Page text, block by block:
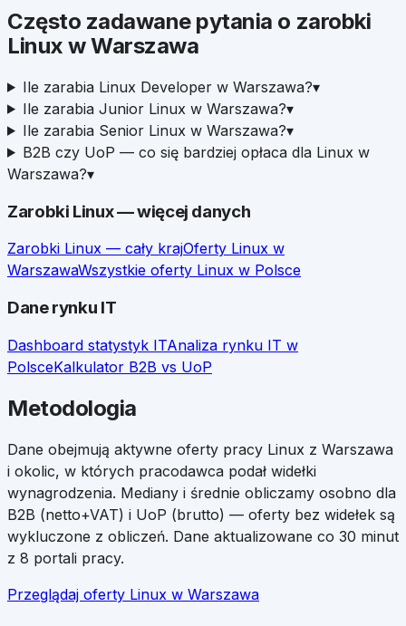
Często zadawane pytania o zarobki
Linux wWarszawa
Ile zarabia Linux Developer w Warszawa?▾
Ile zarabia Junior Linux w Warszawa?▾
Ile zarabia Senior Linux w Warszawa?▾
B2B czy UoP — co się bardziej opłaca dla Linux w
Warszawa?▾
Zarobki Linux— więcej danych
Zarobki Linux — cały krajOferty Linux w
WarszawaWszystkie oferty Linux w Polsce
Dane rynku IT
Dashboard statystyk ITAnaliza rynku IT w
PolsceKalkulator B2B vs UoP
Metodologia
Dane obejmują aktywne oferty pracy Linux z Warszawa
i okolic, w których pracodawca podał widełki
wynagrodzenia. Mediany i średnie obliczamy osobno dla
B2B (netto+VAT) i UoP (brutto) — oferty bez widełek są
wykluczone z obliczeń. Dane aktualizowane co 30 minut
z 8 portali pracy.
Przeglądaj oferty Linux w Warszawa